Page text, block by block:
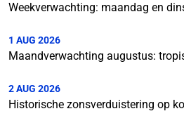
Weekverwachting: maandag en
1 AUG 2026
Maandverwachting augustus:
2 AUG 2026
Historische zonsverduistering op